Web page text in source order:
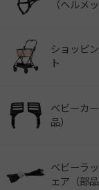
（ヘルメッ
ショッピ
ト
ベビーカ
品）
ベビーラ
ェア（部品